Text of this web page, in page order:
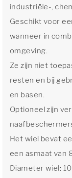
industriële-,
Geschikt voor
wanneer in
omgeving.
Ze zijn niet
resten en bij
en basen.
Optioneel zijn
Het wiel bevat
een asmaat van
Diameter wiel: